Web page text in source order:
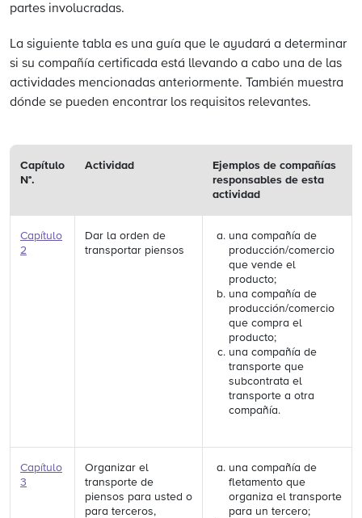
partes involucradas.
La siguiente tabla es una guía que le ayudará a determinar
si su compañía certificada está llevando a cabo una de las
actividades mencionadas anteriormente. También muestra
dónde se pueden encontrar los requisitos relevantes.
Capítulo
N°.
Actividad
Ejemplos de compañías
responsables de esta
actividad
Capítulo
2
Dar la orden de
transportar piensos
una compañía de
producción/comercio
que vende el
producto;
una compañía de
producción/comercio
que compra el
producto;
una compañía de
transporte que
subcontrata el
transporte a otra
compañía.
Capítulo
3
Organizar el
transporte de
piensos para usted o
para terceros,
una compañía de
fletamento que
organiza el transporte
para un tercero;